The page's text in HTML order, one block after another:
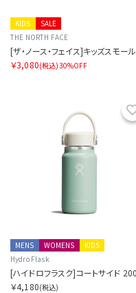
SALE
KIDS
THE NORTH FACE
￥3,080(税込)30%OFF
MENS WOMENS
KIDS
Hydro Flask
￥4,180(税込)